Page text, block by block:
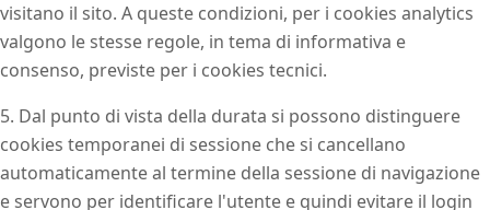
visitano il sito. A queste condizioni, per i cookies analytics
valgono le stesse regole, in tema di informativa e
consenso, previste per i cookies tecnici.
5. Dal punto di vista della durata si possono distinguere
cookies temporanei di sessione che si cancellano
automaticamente al termine della sessione di navigazione
e servono per identificare l'utente e quindi evitare il login